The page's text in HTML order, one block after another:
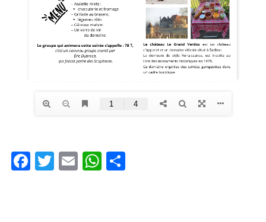
Facebook
Twitter
EmailWhatsApp